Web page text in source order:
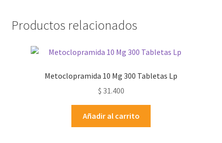
Productos relacionados
Metoclopramida 10 Mg 300 Tabletas Lp
$ 31.400
Añadir al carrito